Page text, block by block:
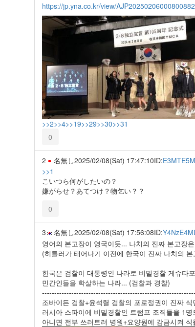
https://jp.yna.co.kr/view/
>>2>>4>>19>>29>>30>>31
0
2 名無し2025/02/08(Sat) 17:47:10ID:
>>1
こいつら何がしたいの？
嫌がらせ？あてつけ？物乞い？？
0
3 名無し2025/02/08(Sat) 17:56:08ID:
영어의 본고장이 영국이듯... 나치의 진짜 본고장
(히틀러가 태어나기 이전에 한국이 진짜 나치의
한국은 검찰이 대통령인 나라로 비밀경찰 게슈타
민간인들을 학살하는 나라... (검찰과 경찰)
조바이든 검찰+윤석렬 검찰의 포로정권이 진짜
러시아 스파이에 비밀경찰인 트럼프 조직들을 1
아니면 전부 쓰러트려 병원+요양원에 감금시켜